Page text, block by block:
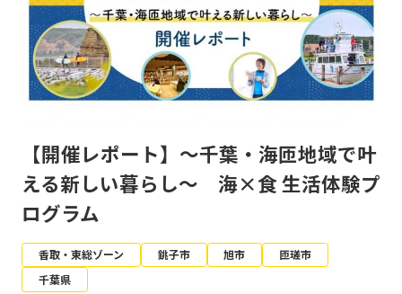
【開催レポート】～千葉・海匝地域で叶
える新しい暮らし～ 海×食 生活体験プ
ログラム
香取・東総ゾーン 銚子市 旭市
匝瑳市
千葉県